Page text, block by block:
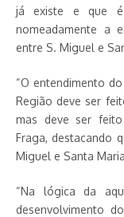
já existe e que é
nomeadamente a
entre S. Miguel e
“O entendimento
Região deve ser
mas deve ser
Fraga, destacando
Miguel e Santa
“Na lógica da
desenvolvimento